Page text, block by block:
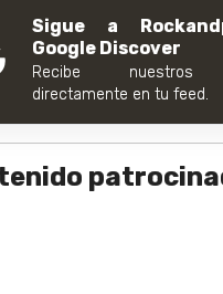
Sigue a
Google Discover
Recibe nuestros
directamente en tu feed.